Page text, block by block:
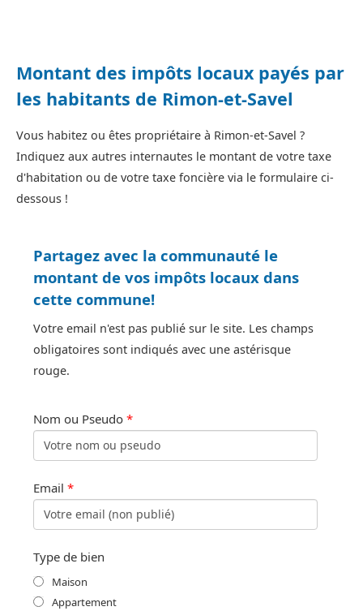
Montant des impôts locaux payés par
les habitants de Rimon-et-Savel
Vous habitez ou êtes propriétaire à Rimon-et-Savel ?
Indiquez aux autres internautes le montant de votre taxe
d'habitation ou de votre taxe foncière via le formulaire ci-
dessous !
Partagez avec la communauté le
montant de vos impôts locaux dans
cette commune!
Votre email n'est pas publié sur le site. Les champs
obligatoires sont indiqués avec une astérisque
rouge.
Nom ou Pseudo *
Email *
Type de bien
Maison
Appartement